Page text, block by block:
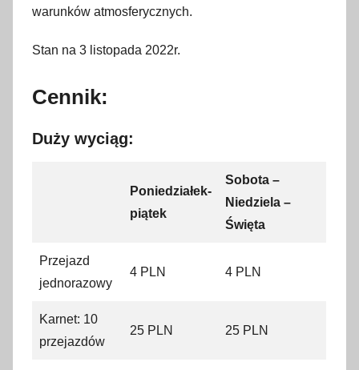
warunków atmosferycznych.
Stan na 3 listopada 2022r.
Cennik:
Duży wyciąg:
Poniedziałek-
piątek
Sobota –
Niedziela –
Święta
Przejazd
jednorazowy
4 PLN 4 PLN
Karnet: 10
przejazdów
25 PLN 25 PLN